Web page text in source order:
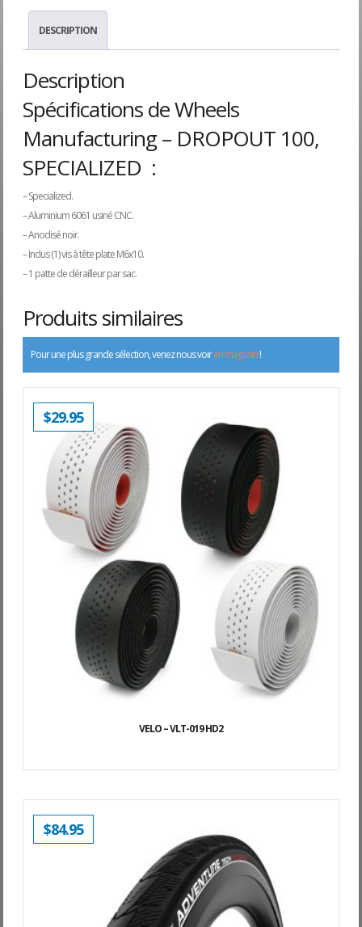
DESCRIPTION
Description
Spécifications de Wheels
Manufacturing – DROPOUT 100,
SPECIALIZED :
– Specialized.
– Aluminium 6061 usiné CNC.
– Anodisé noir.
– Inclus (1) vis à tête plate M6x10.
– 1 patte de dérailleur par sac.
Produits similaires
Pour une plus grande sélection, venez nous voiren magasin!
VELO – VLT-019 HD2
$29.95
$84.95